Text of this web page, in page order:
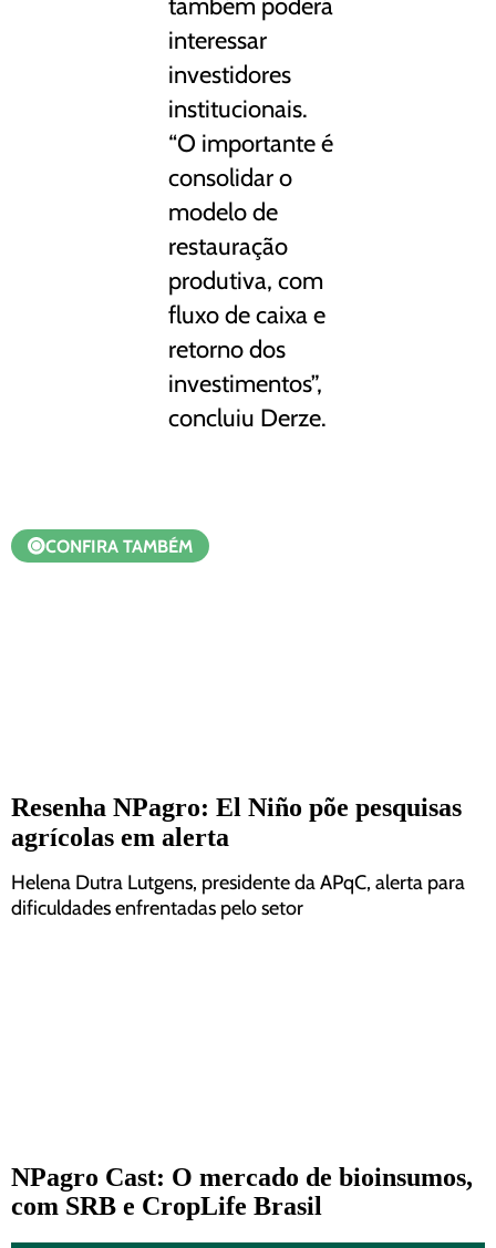
também poderá
interessar
investidores
institucionais.
“O importante é
consolidar o
modelo de
restauração
produtiva, com
fluxo de caixa e
retorno dos
investimentos”,
concluiu Derze.
CONFIRA TAMBÉM
Resenha NPagro: El Niño põe pesquisas
agrícolas em alerta
Helena Dutra Lutgens, presidente da APqC, alerta para
dificuldades enfrentadas pelo setor
NPagro Cast: O mercado de bioinsumos,
com SRB e CropLife Brasil